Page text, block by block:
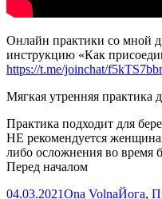
Онлайн практики со мной
инструкцию «Как
https://t.me/joinchat/
Мягкая утренняя практика
Практика подходит для
НЕ рекомендуется
либо осложнения во время
Перед началом
Опубликовано
04.03.2021Автор
Ona VolnaЙога,